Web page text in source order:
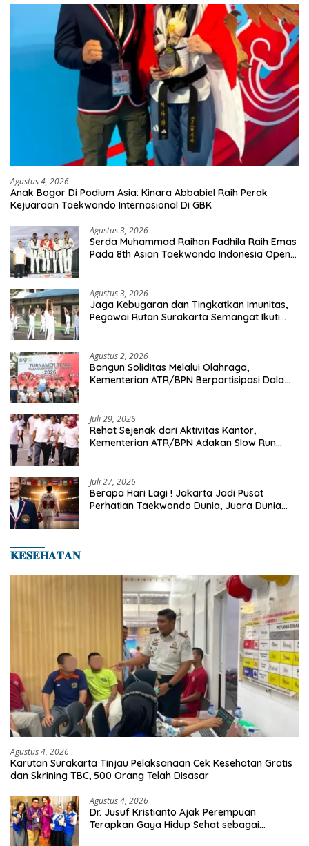
Agustus 4, 2026
Anak Bogor Di Podium Asia: Kinara Abbabiel Raih Perak
Kejuaraan Taekwondo Internasional Di GBK
Agustus 3, 2026
Serda Muhammad Raihan Fadhila Raih Emas
Pada 8th Asian Taekwondo Indonesia Open
Agustus 3, 2026
Jaga Kebugaran dan Tingkatkan Imunitas,
Pegawai Rutan Surakarta Semangat Ikuti
Agustus 2, 2026
Bangun Soliditas Melalui Olahraga,
Kementerian ATR/BPN Berpartisipasi Dalam
Juli 29, 2026
Rehat Sejenak dari Aktivitas Kantor,
Kementerian ATR/BPN Adakan Slow Run
Juli 27, 2026
Berapa Hari Lagi ! Jakarta Jadi Pusat
Perhatian Taekwondo Dunia, Juara Dunia
𝐊𝐄𝐒𝐄𝐇𝐀𝐓𝐀𝐍
Agustus 4, 2026
Karutan Surakarta Tinjau Pelaksanaan Cek Kesehatan Gratis
dan Skrining TBC, 500 Orang Telah Disasar
Agustus 4, 2026
Dr. Jusuf Kristianto Ajak Perempuan
Terapkan Gaya Hidup Sehat sebagai